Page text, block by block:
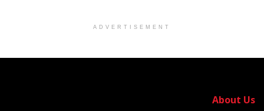
ADVERTISEMENT
About Us